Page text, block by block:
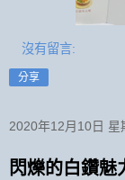
沒有留言:
分享
2020年12月10日 星
閃爍的白鑽魅